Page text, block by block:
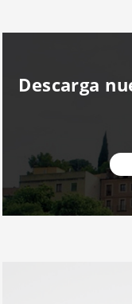
Descarga